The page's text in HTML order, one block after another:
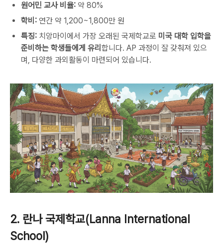
원어민 교사 비율: 약 80%
학비: 연간 약 1,200~1,800만 원
특징: 치앙마이에서 가장 오래된 국제학교로 미국 대학 입학을
준비하는 학생들에게 유리 합니다. AP 과정이 잘 갖춰져 있으
며, 다양한 과외활동이 마련되어 있습니다.
2. 란나 국제학교(Lanna International
School)